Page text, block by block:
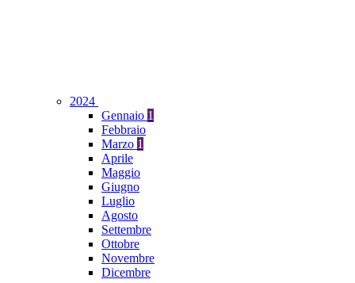
2024
Gennaio 1
Febbraio
Marzo 1
Aprile
Maggio
Giugno
Luglio
Agosto
Settembre
Ottobre
Novembre
Dicembre